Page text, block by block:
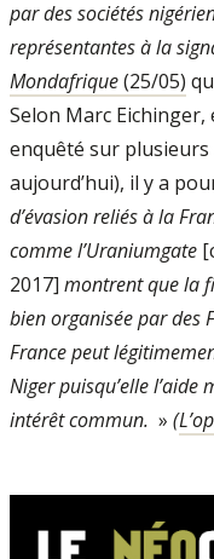
par des sociétés
représentantes à la
Mondafrique(25/05)
Selon Marc
enquêté sur plusieurs
aujourd’hui), il y a
d’évasion reliés à la
comme l’Uraniumgate
2017] montrent que la
bien organisée par des
France peut
Niger puisqu’elle l’aide
intérêt commun. » (